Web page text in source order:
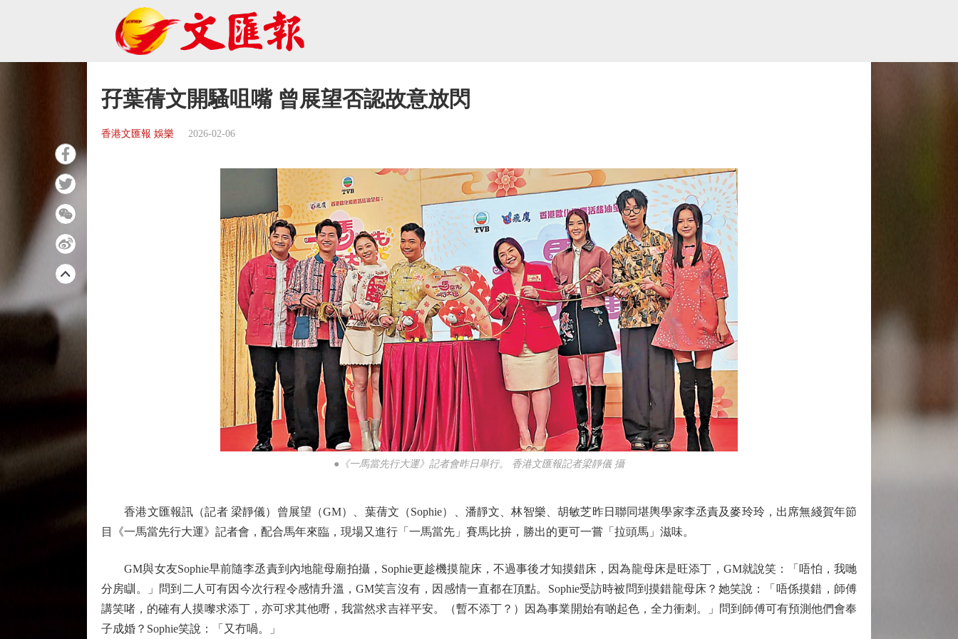
孖葉蒨文開騷咀嘴 曾展望否認故意放閃
香港文匯報 娛樂 2026-02-06
●《一馬當先行大運》記者會昨日舉行。 香港文匯報記者梁靜儀 攝
香港文匯報訊（記者 梁靜儀）曾展望（GM）、葉蒨文（Sophie）、潘靜文、林智樂、胡敏芝昨日聯同堪輿學家李丞責及麥玲玲，出席無綫賀年節
目《一馬當先行大運》記者會，配合馬年來臨，現場又進行「一馬當先」賽馬比拚，勝出的更可一嘗「拉頭馬」滋味。
GM與女友Sophie早前隨李丞責到內地龍母廟拍攝，Sophie更趁機摸龍床，不過事後才知摸錯床，因為龍母床是旺添丁，GM就說笑：「唔怕，我哋
分房瞓。」問到二人可有因今次行程令感情升溫，GM笑言沒有，因感情一直都在頂點。Sophie受訪時被問到摸錯龍母床？她笑說：「唔係摸錯，師傅
講笑啫，的確有人摸嚟求添丁，亦可求其他嘢，我當然求吉祥平安。（暫不添丁？）因為事業開始有啲起色，全力衝刺。」問到師傅可有預測他們會奉
子成婚？Sophie笑說：「又冇喎。」